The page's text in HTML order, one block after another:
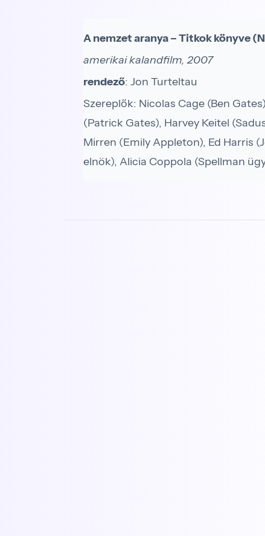
A nemzet aranya – Titkok könyve
amerikai kalandfilm, 2007
rendező: Jon Turteltau
Szereplők: Nicolas Cage (Ben
(Patrick Gates), Harvey Keitel
Mirren (Emily Appleton), Ed Harris
elnök), Alicia Coppola (Spellman